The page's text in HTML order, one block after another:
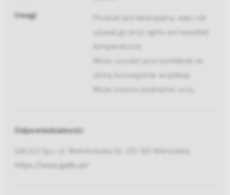
Uwagi
Produkt jest łatwopalny, więc nie
używaj go przy ogniu ani wysokiej
temperaturze
Może uczulać przy kontakcie ze
skórą (szczególnie wrażliwą)
Może mocno podrażnić oczy.
Odpowiedzialność:
GALILU Sp.j. ul. Mokotowska 26, 00-561 Warszawa,
https://www.galilu.pl/